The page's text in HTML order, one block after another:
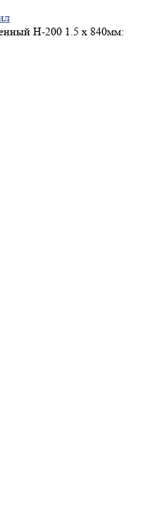
Н-200 1.5 х 840мм: